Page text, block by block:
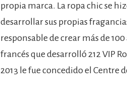
propia marca. La ropa chic se
desarrollar sus propias
responsable de crear más de
francés que desarrolló 212 VIP
2013 le fue concedido el Centre